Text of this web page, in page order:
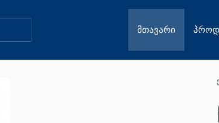
ᲛᲗᲐᲕᲐᲠᲘ